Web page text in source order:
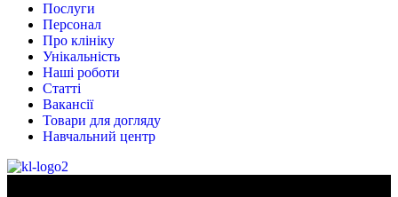
Послуги
Персонал
Про клініку
Унікальність
Наші роботи
Статті
Вакансії
Товари для догляду
Навчальний центр